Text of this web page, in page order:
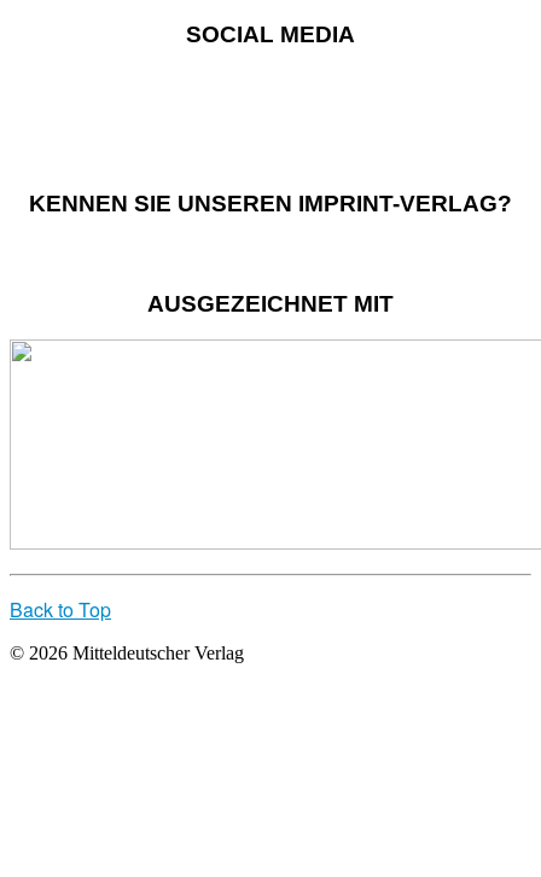
SOCIAL MEDIA
KENNEN SIE UNSEREN IMPRINT-VERLAG?
AUSGEZEICHNET MIT
Back to Top
© 2026 Mitteldeutscher Verlag